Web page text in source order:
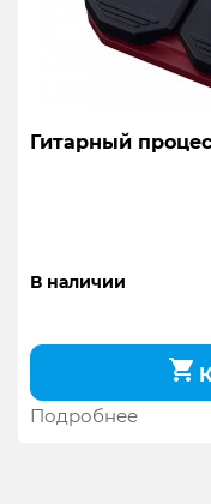
Гитарный
В наличии
Подробнее